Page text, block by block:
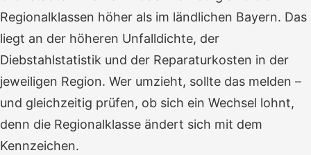
Regionalklassen höher als im ländlichen Bayern. Das
liegt an der höheren Unfalldichte, der
Diebstahlstatistik und der Reparaturkosten in der
jeweiligen Region. Wer umzieht, sollte das melden –
und gleichzeitig prüfen, ob sich ein Wechsel lohnt,
denn die Regionalklasse ändert sich mit dem
Kennzeichen.